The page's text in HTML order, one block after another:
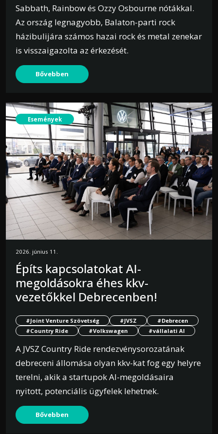
Sabbath, Rainbow és Ozzy Osbourne nótákkal.
Az ország legnagyobb, Balaton-parti rock
házibulijára számos hazai rock és metal zenekar
is visszaigazolta az érkezését.
Bővebben
Események
2026. június 11.
Építs kapcsolatokat AI-
megoldásokra éhes kkv-
vezetőkkel Debrecenben!
#Joint Venture Szövetség #JVSZ
#Debrecen
#Country Ride
#Volkswagen #vállalati AI
A JVSZ Country Ride rendezvénysorozatának
debreceni állomása olyan kkv-kat fog egy helyre
terelni, akik a startupok AI-megoldásaira
nyitott, potenciális ügyfelek lehetnek.
Bővebben